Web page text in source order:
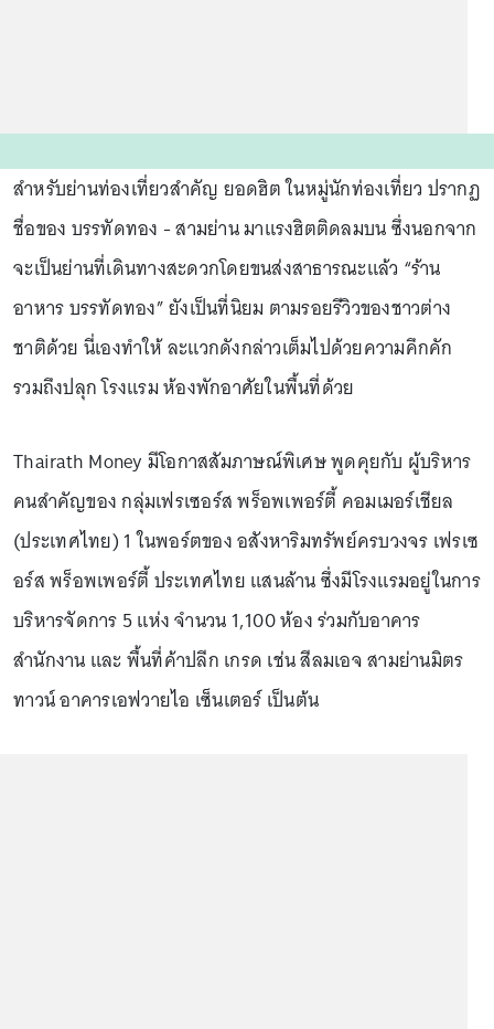
สำหรับย่านท่องเที่ยวสำคัญ ยอดฮิต ในหมู่นักท่องเที่ยว ปรากฏ
ชื่อของ บรรทัดทอง - สามย่าน มาแรงฮิตติดลมบน ซึ่งนอกจาก
จะเป็นย่านที่เดินทางสะดวกโดยขนส่งสาธารณะแล้ว “ร้าน
อาหาร บรรทัดทอง” ยังเป็นที่นิยม ตามรอยรีวิวของชาวต่าง
ชาติด้วย นี่เองทำให้ ละแวกดังกล่าวเต็มไปด้วยความคึกคัก
รวมถึงปลุก โรงแรม ห้องพักอาศัยในพื้นที่ด้วย
Thairath Money มีโอกาสสัมภาษณ์พิเศษ พูดคุยกับ ผู้บริหาร
คนสำคัญของ กลุ่มเฟรเซอร์ส พร็อพเพอร์ตี้ คอมเมอร์เชียล
(ประเทศไทย) 1 ในพอร์ตของ อสังหาริมทรัพย์ครบวงจร เฟรเซ
อร์ส พร็อพเพอร์ตี้ ประเทศไทย แสนล้าน ซึ่งมีโรงแรมอยู่ในการ
บริหารจัดการ 5 แห่ง จำนวน 1,100 ห้อง ร่วมกับอาคาร
สำนักงาน และ พื้นที่ค้าปลีก เกรด เช่น สีลมเอจ สามย่านมิตร
ทาวน์ อาคารเอฟวายไอ เซ็นเตอร์ เป็นต้น